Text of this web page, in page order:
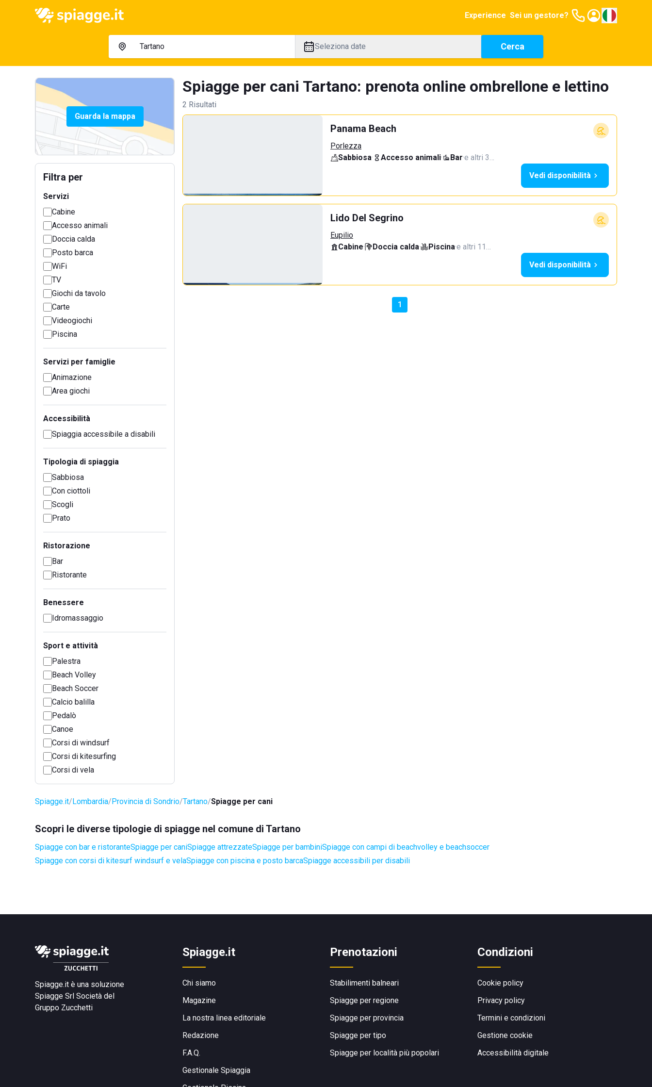
Experience Sei un gestore?
Seleziona date Cerca
Guarda la mappa
Filtra per
Servizi
Cabine
Accesso animali
Doccia calda
Posto barca
WiFi
TV
Giochi da tavolo
Carte
Videogiochi
Piscina
Servizi per famiglie
Animazione
Area giochi
Accessibilità
Spiaggia accessibile a disabili
Tipologia di spiaggia
Sabbiosa
Con ciottoli
Scogli
Prato
Ristorazione
Bar
Ristorante
Benessere
Idromassaggio
Sport e attività
Palestra
Beach Volley
Beach Soccer
Calcio balilla
Pedalò
Canoe
Corsi di windsurf
Corsi di kitesurfing
Corsi di vela
Spiagge per cani Tartano: prenota online ombrellone e lettino
2 Risultati
Panama Beach
Porlezza
Sabbiosa· Accesso animali· Bar·e altri 3…
Vedi disponibilità
Lido Del Segrino
Eupilio
Cabine· Doccia calda· Piscina·e altri 11…
Vedi disponibilità
1
Spiagge.it Lombardia Provincia di Sondrio Tartano Spiagge per cani
Scopri le diverse tipologie di spiagge nel comune di Tartano
Spiagge con bar e ristoranteSpiagge per caniSpiagge attrezzateSpiagge per bambiniSpiagge con campi di beachvolley e beachsoccer
Spiagge con corsi di kitesurf windsurf e velaSpiagge con piscina e posto barcaSpiagge accessibili per disabili
Spiagge.it è una soluzione
Spiagge Srl Società del
Gruppo Zucchetti
Spiagge.it
Chi siamo
Magazine
La nostra linea editoriale
Redazione
F.A.Q.
Gestionale Spiaggia
Prenotazioni
Stabilimenti balneari
Spiagge per regione
Spiagge per provincia
Spiagge per tipo
Spiagge per località più popolari
Condizioni
Cookie policy
Privacy policy
Termini e condizioni
Gestione cookie
Accessibilità digitale